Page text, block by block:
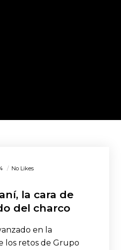
No Likes
la cara de
del charco
en la
los retos de Grupo